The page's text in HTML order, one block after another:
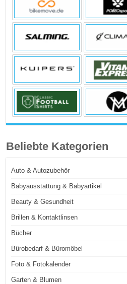
Beliebte Kategorien
Auto & Autozubehör
Babyausstattung & Babyartikel
Beauty & Gesundheit
Brillen & Kontaktlinsen
Bücher
Bürobedarf & Büromöbel
Foto & Fotokalender
Garten & Blumen